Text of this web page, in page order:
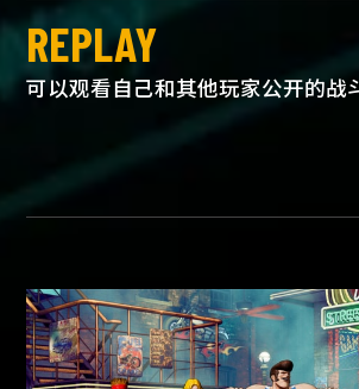
REPLAY
可以观看自己和其他玩家公开的战